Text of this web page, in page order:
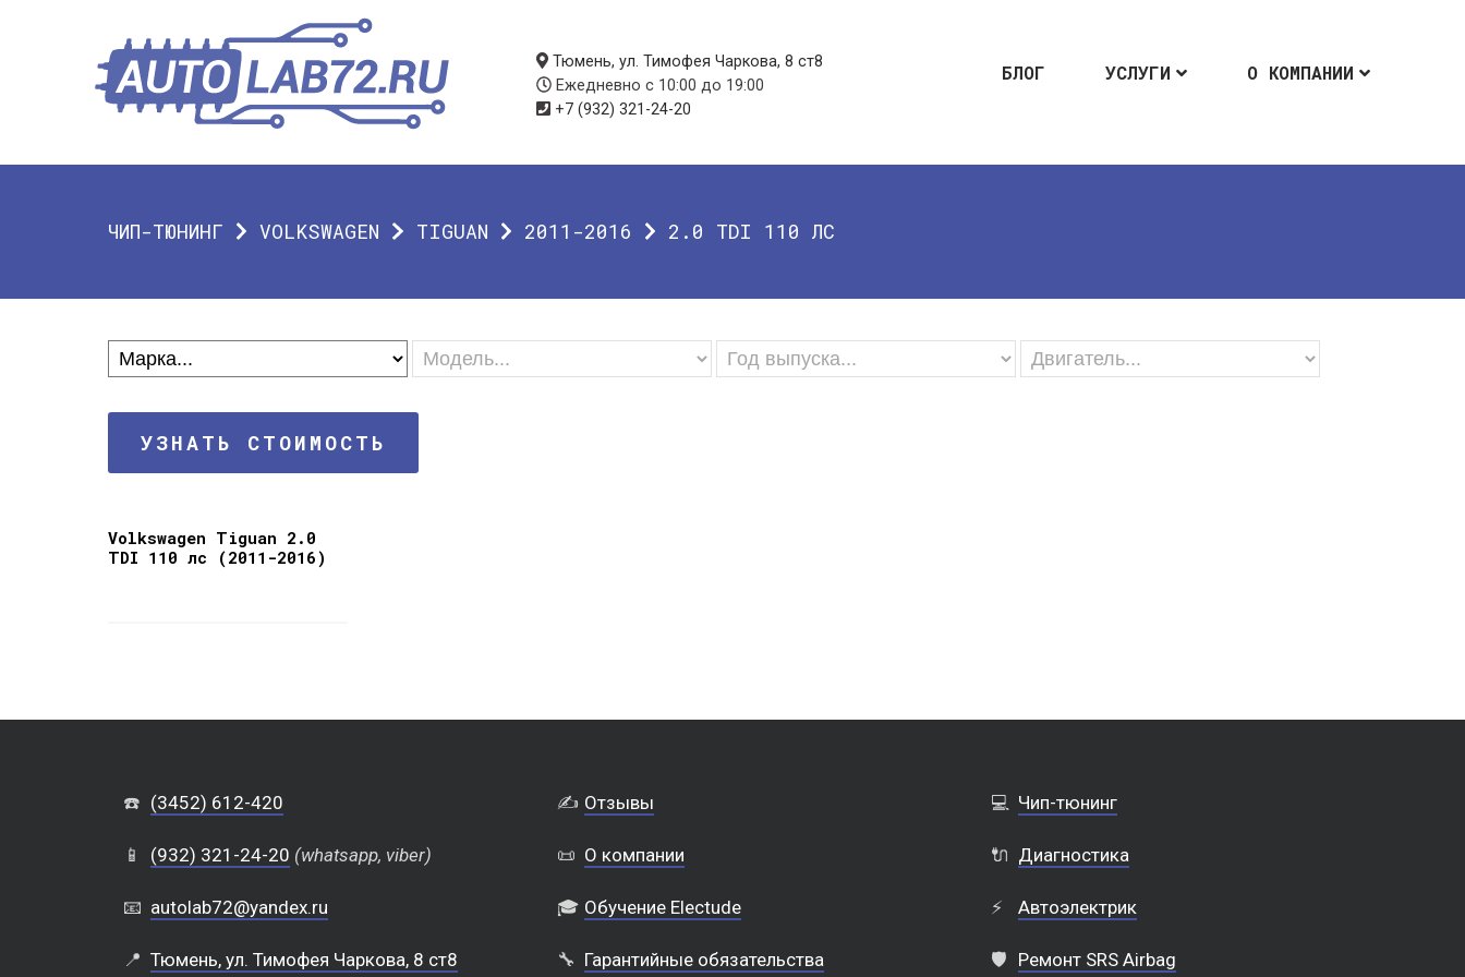
БЛОГ УСЛУГИ О КОМПАНИИ
Тюмень, ул. Тимофея Чаркова, 8 ст8
Ежедневно с 10:00 до 19:00
+7 (932) 321-24-20
ЧИП-ТЮНИНГ VOLKSWAGEN TIGUAN 2011-2016 2.0 TDI 110 ЛС
УЗНАТЬ СТОИМОСТЬ
Volkswagen Tiguan 2.0
TDI 110 лс (2011-2016)
☎️ (3452) 612-420
📱 (932) 321-24-20 (whatsapp, viber)
📧 autolab72@yandex.ru
📍 Тюмень, ул. Тимофея Чаркова, 8 ст8
✍️ Отзывы
📜 О компании
🎓 Обучение Electude
🔧 Гарантийные обязательства
💻 Чип-тюнинг
🔌 Диагностика
⚡ Автоэлектрик
🛡️ Ремонт SRS Airbag